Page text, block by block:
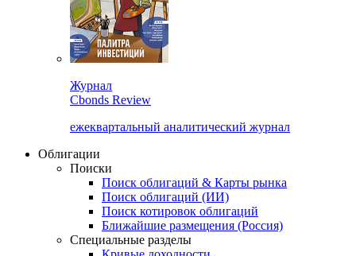
Журнал
Cbonds Review
ежеквартальный аналитический журнал
Облигации
Поиски
Поиск облигаций & Карты рынка
Поиск облигаций (ИИ)
Поиск котировок облигаций
Ближайшие размещения (Россия)
Специальные разделы